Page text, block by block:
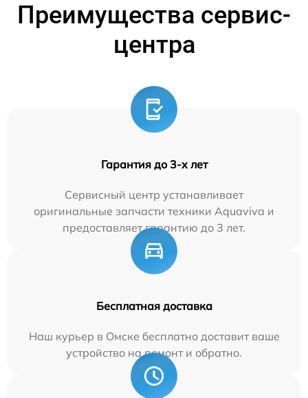
Преимущества сервис-
центра
Гарантия до 3-х лет
Сервисный центр устанавливает
оригинальные запчасти техники Aquaviva и
предоставляет гарантию до 3 лет.
Бесплатная доставка
Наш курьер в Омске бесплатно доставит ваше
устройство на ремонт и обратно.